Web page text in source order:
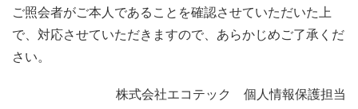
ご照会者がご本人であることを確認させていただいた上
で、対応させていただきますので、あらかじめご了承くだ
さい。
株式会社エコテック 個人情報保護担当